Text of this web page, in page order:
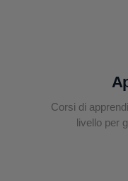
Corsi di
livello per